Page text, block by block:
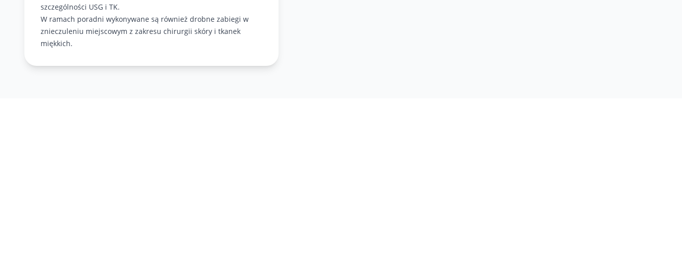
szczególności USG i TK.
W ramach poradni wykonywane są również drobne zabiegi w
znieczuleniu miejscowym z zakresu chirurgii skóry i tkanek
miękkich.